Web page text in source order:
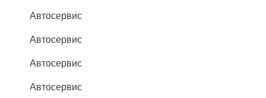
Автосервис
Автосервис
Автосервис
Автосервис